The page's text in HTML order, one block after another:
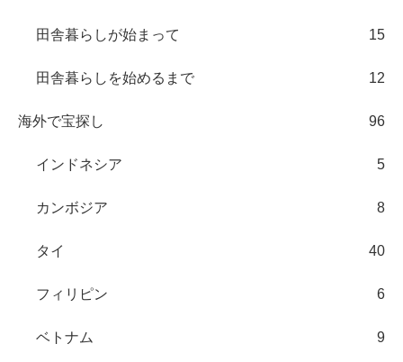
田舎暮らしが始まって 15
田舎暮らしを始めるまで 12
海外で宝探し 96
インドネシア 5
カンボジア 8
タイ 40
フィリピン 6
ベトナム 9